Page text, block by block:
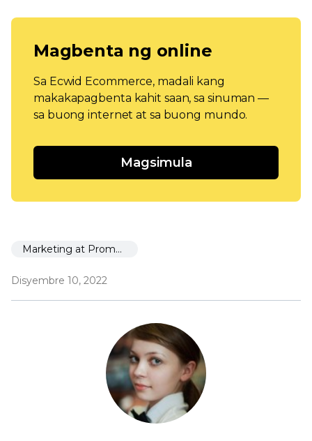
Magbenta ng online
Sa Ecwid Ecommerce, madali kang
makakapagbenta kahit saan, sa sinuman —
sa buong internet at sa buong mundo.
Magsimula
Marketing at Promosyon
Disyembre 10, 2022